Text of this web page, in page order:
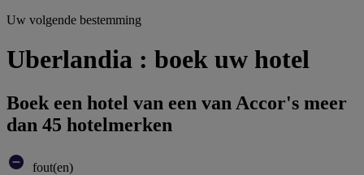
Uw volgende bestemming
Uberlandia : boek uw hotel
Boek een hotel van een van Accor's meer
dan 45 hotelmerken
fout(en)